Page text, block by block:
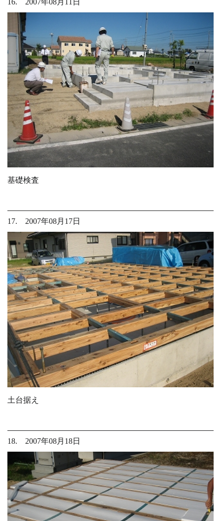
基礎検査
17. 2007年08月17日
土台据え
18. 2007年08月18日